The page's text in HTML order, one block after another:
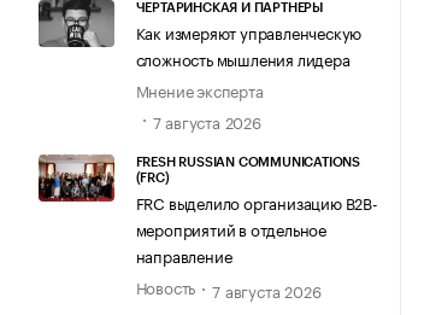
ЧЕРТАРИНСКАЯ И ПАРТНЕРЫ
Как измеряют управленческую
сложность мышления лидера
Мнение эксперта
7 августа 2026
FRESH RUSSIAN COMMUNICATIONS
(FRC)
FRC выделило организацию B2B-
мероприятий в отдельное
направление
Новость
7 августа 2026